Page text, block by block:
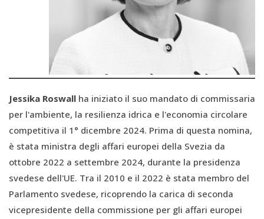
Jessika Roswall ha iniziato il suo mandato di commissaria
per l'ambiente, la resilienza idrica e l'economia circolare
competitiva il 1° dicembre 2024. Prima di questa nomina,
è stata ministra degli affari europei della Svezia da
ottobre 2022 a settembre 2024, durante la presidenza
svedese dell'UE. Tra il 2010 e il 2022 è stata membro del
Parlamento svedese, ricoprendo la carica di seconda
vicepresidente della commissione per gli affari europei